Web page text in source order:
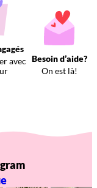
avec Besoin d’aide?
On est là!